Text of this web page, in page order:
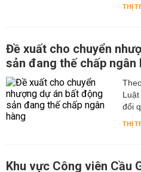
THỊ
Đề xuất cho chuyển
sản đang thế chấp ngân
đổi
THỊ
Khu vực Công viên Cầu